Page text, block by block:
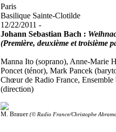
Paris
Basilique Sainte-Clotilde
12/22/2011 -
Johann Sebastian Bach :
(Première, deuxième et troisième
Manna Ito (soprano), Anne-Marie
Poncet (ténor), Mark Pancek
Chœur de Radio France, Ensemble
(direction)
M. Brauer(© Radio France/Christophe